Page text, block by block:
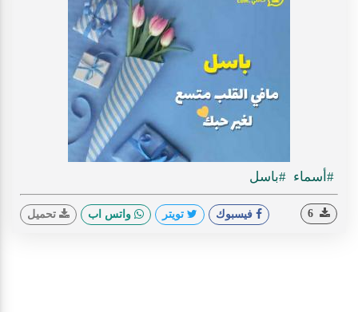
#أسماء #باسل
فيسبوك تويتر واتس اب تحميل